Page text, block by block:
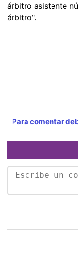
árbitro asistente
árbitro".
Para comentar